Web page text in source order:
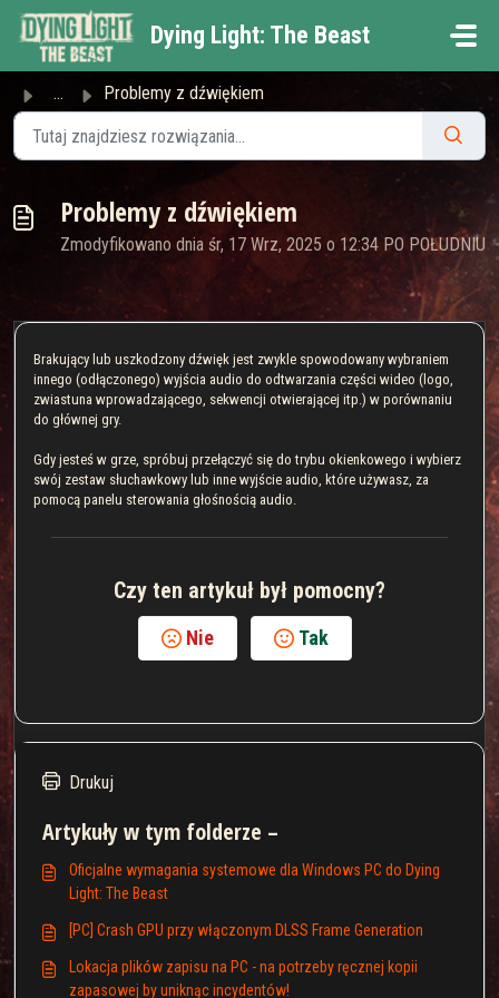
Przejdź do głównej treści
Dying Light: The Beast
... Problemy z dźwiękiem
Problemy z dźwiękiem
Zmodyfikowano dnia śr, 17 Wrz, 2025 o 12:34 PO POŁUDNIU
Brakujący lub uszkodzony dźwięk jest zwykle spowodowany wybraniem
innego (odłączonego) wyjścia audio do odtwarzania części wideo (logo,
zwiastuna wprowadzającego, sekwencji otwierającej itp.) w porównaniu
do głównej gry.
Gdy jesteś w grze, spróbuj przełączyć się do trybu okienkowego i wybierz
swój zestaw słuchawkowy lub inne wyjście audio, które używasz, za
pomocą panelu sterowania głośnością audio.
Czy ten artykuł był pomocny?
Nie Tak
Drukuj
Artykuły w tym folderze –
Oficjalne wymagania systemowe dla Windows PC do Dying
Light: The Beast
[PC] Crash GPU przy włączonym DLSS Frame Generation
Lokacja plików zapisu na PC - na potrzeby ręcznej kopii
zapasowej by uniknąc incydentów!